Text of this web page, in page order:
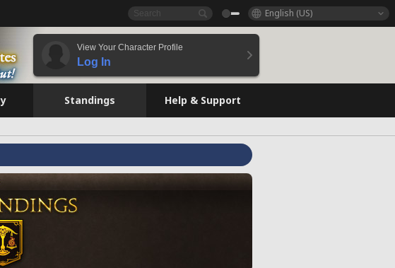
English (US)
View Your Character Profile
Log In
Standings Help & Support